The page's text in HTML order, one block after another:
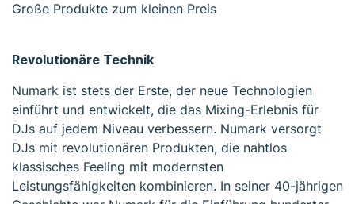
Große Produkte zum kleinen Preis
Revolutionäre Technik
Numark ist stets der Erste, der neue Technologien
einführt und entwickelt, die das Mixing-Erlebnis für
DJs auf jedem Niveau verbessern. Numark versorgt
DJs mit revolutionären Produkten, die nahtlos
klassisches Feeling mit modernsten
Leistungsfähigkeiten kombinieren. In seiner 40-jährigen